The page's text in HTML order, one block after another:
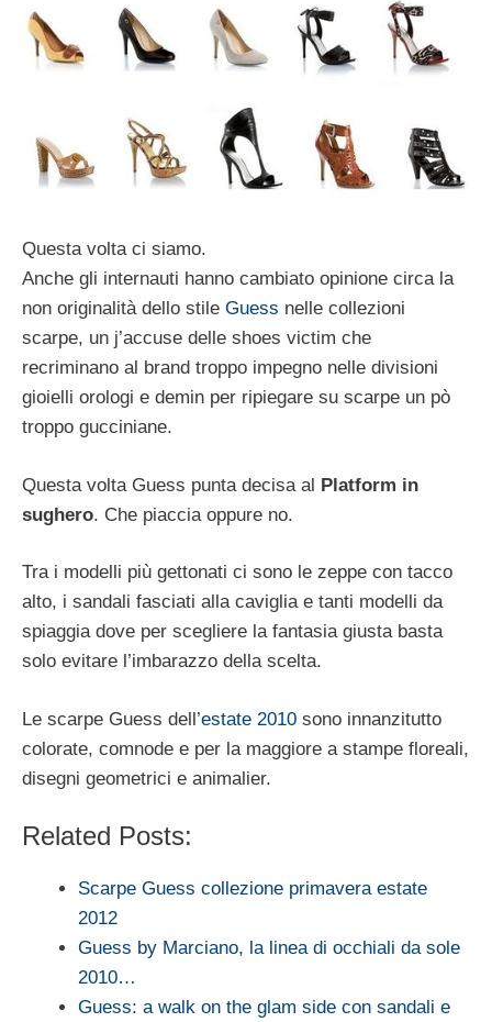
Questa volta ci siamo.
Anche gli internauti hanno cambiato opinione circa la
non originalità dello stile Guess nelle collezioni
scarpe, un j’accuse delle shoes victim che
recriminano al brand troppo impegno nelle divisioni
gioielli orologi e demin per ripiegare su scarpe un pò
troppo gucciniane.
Questa volta Guess punta decisa al Platform in
sughero. Che piaccia oppure no.
Tra i modelli più gettonati ci sono le zeppe con tacco
alto, i sandali fasciati alla caviglia e tanti modelli da
spiaggia dove per scegliere la fantasia giusta basta
solo evitare l’imbarazzo della scelta.
Le scarpe Guess dell’estate 2010 sono innanzitutto
colorate, comnode e per la maggiore a stampe floreali,
disegni geometrici e animalier.
Related Posts:
Scarpe Guess collezione primavera estate
2012
Guess by Marciano, la linea di occhiali da sole
2010…
Guess: a walk on the glam side con sandali e